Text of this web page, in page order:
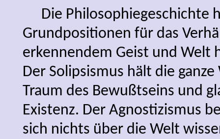
Die Philosophiegeschichte
Grundpositionen für das
erkennendem Geist und Welt
Der Solipsismus hält die
Traum des Bewußtseins und
Existenz. Der Agnostizismus
sich nichts über die Welt